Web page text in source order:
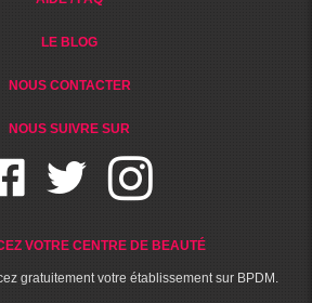
LE BLOG
NOUS CONTACTER
NOUS SUIVRE SUR
VOTRE CENTRE DE BEAUTÉ
gratuitement votre établissement sur BPDM.